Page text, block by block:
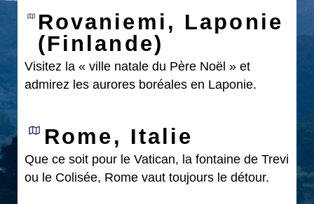
Rovaniemi, Laponie
(Finlande)
Visitez la « ville natale du Père Noël » et
admirez les aurores boréales en Laponie.
Rome, Italie
Que ce soit pour le Vatican, la fontaine de Trevi
ou le Colisée, Rome vaut toujours le détour.